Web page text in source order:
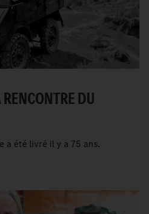
DU
a été livré il y a 75 ans.